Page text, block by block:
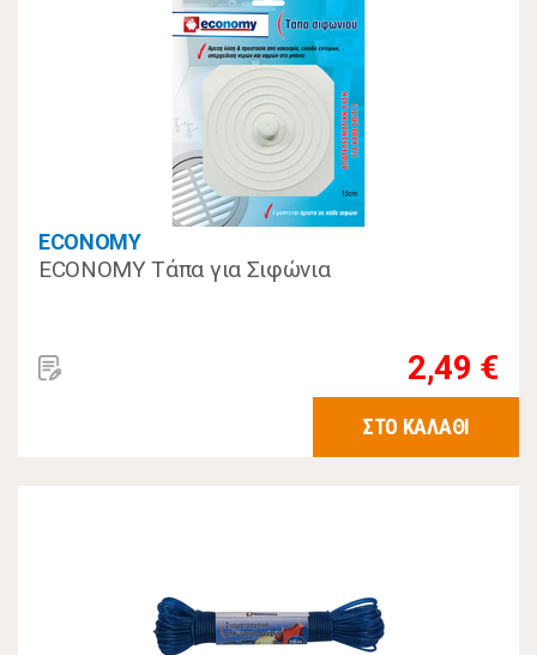
ECONOMY
ECONOMY Τάπα για Σιφώνια
2,49 €
ΣΤΟ ΚΑΛΑΘΙ